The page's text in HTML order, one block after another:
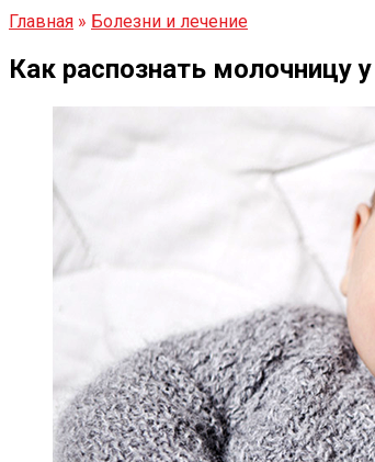
Главная » Болезни и лечение
Как распознать молочницу